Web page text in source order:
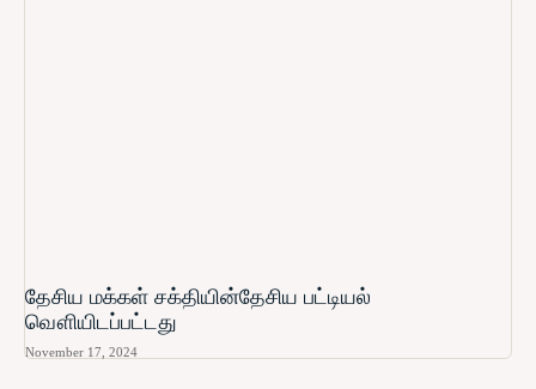
தேசிய மக்கள் சக்தியின்தேசிய பட்டியல்
வௌியிடப்பட்டது
November 17, 2024